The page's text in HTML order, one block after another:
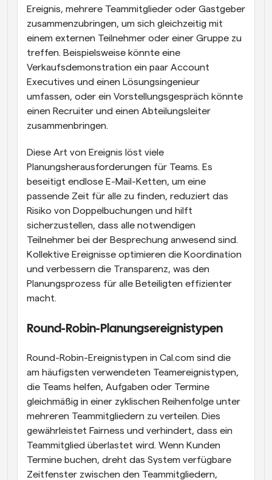
Ereignis, mehrere Teammitglieder oder Gastgeber
zusammenzubringen, um sich gleichzeitig mit
einem externen Teilnehmer oder einer Gruppe zu
treffen. Beispielsweise könnte eine
Verkaufsdemonstration ein paar Account
Executives und einen Lösungsingenieur
umfassen, oder ein Vorstellungsgespräch könnte
einen Recruiter und einen Abteilungsleiter
zusammenbringen.
Diese Art von Ereignis löst viele
Planungsherausforderungen für Teams. Es
beseitigt endlose E-Mail-Ketten, um eine
passende Zeit für alle zu finden, reduziert das
Risiko von Doppelbuchungen und hilft
sicherzustellen, dass alle notwendigen
Teilnehmer bei der Besprechung anwesend sind.
Kollektive Ereignisse optimieren die Koordination
und verbessern die Transparenz, was den
Planungsprozess für alle Beteiligten effizienter
macht.
Round-Robin-Planungsereignistypen
Round-Robin-Ereignistypen in Cal.com sind die
am häufigsten verwendeten Teamereignistypen,
die Teams helfen, Aufgaben oder Termine
gleichmäßig in einer zyklischen Reihenfolge unter
mehreren Teammitgliedern zu verteilen. Dies
gewährleistet Fairness und verhindert, dass ein
Teammitglied überlastet wird. Wenn Kunden
Termine buchen, dreht das System verfügbare
Zeitfenster zwischen den Teammitgliedern,